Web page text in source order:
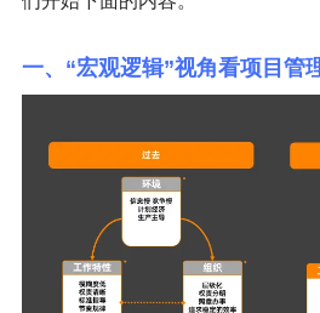
一、“宏观逻辑”视角看项目管